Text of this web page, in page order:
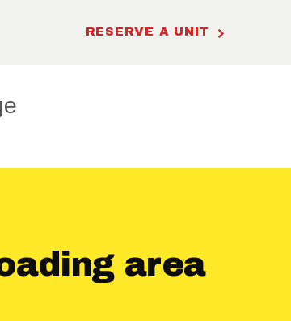
RESERVE A UNIT
area
BILL PAY